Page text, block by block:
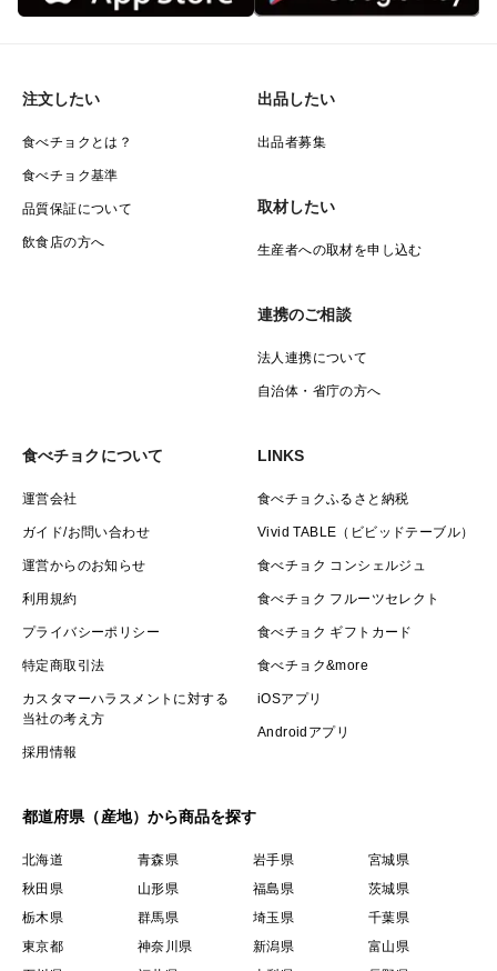
注文したい
食べチョクとは？
食べチョク基準
品質保証について
飲食店の方へ
出品したい
出品者募集
取材したい
生産者への取材を申し込む
連携のご相談
法人連携について
自治体・省庁の方へ
食べチョクについて
運営会社
ガイド/お問い合わせ
運営からのお知らせ
利用規約
プライバシーポリシー
特定商取引法
カスタマーハラスメントに対する
当社の考え方
採用情報
LINKS
食べチョクふるさと納税
Vivid TABLE（ビビッドテーブル）
食べチョク コンシェルジュ
食べチョク フルーツセレクト
食べチョク ギフトカード
食べチョク&more
iOSアプリ
Androidアプリ
都道府県（産地）から商品を探す
北海道 青森県 岩手県
宮城県
秋田県
山形県 福島県
茨城県
栃木県
群馬県 埼玉県
千葉県
東京都
神奈川県 新潟県
富山県